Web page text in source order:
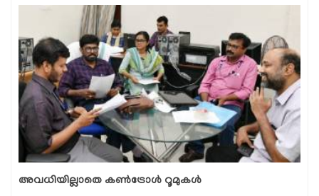
അവധിയില്ലാതെ കണ്‍ട്രോള്‍ റൂമുകള്‍